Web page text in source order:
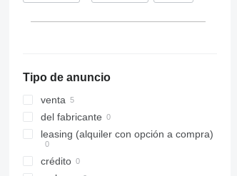
Tipo de anuncio
venta
del fabricante
leasing (alquiler con opción a compra)
crédito